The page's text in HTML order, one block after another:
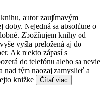
autor zaujímavým
doby. Nejedná sa absolútne o
Zbožňujem knihy od
vyšla preložená aj do
Ak niekto zápasí s
do telefónu alebo sa nevie
nad tým naozaj zamyslieť a
knižke
Čítať viac